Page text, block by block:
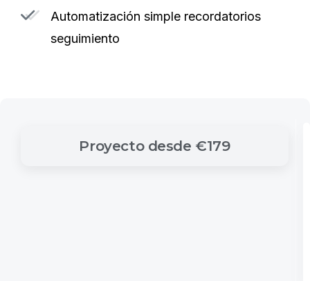
Automatización simple recordatorios
seguimiento
Proyecto desde €179